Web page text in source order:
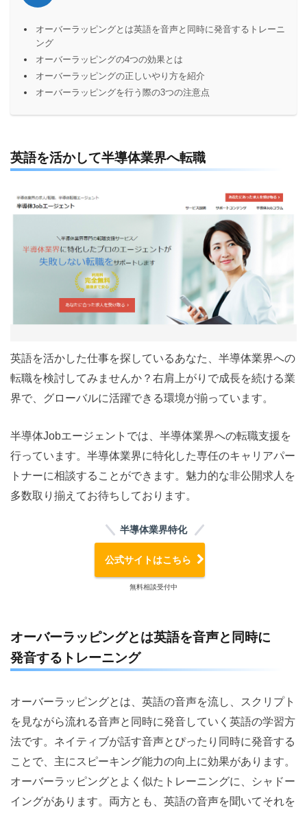
オーバーラッピングとは英語を音声と同時に発音するトレーニ
ング
オーバーラッピングの4つの効果とは
オーバーラッピングの正しいやり方を紹介
オーバーラッピングを行う際の3つの注意点
英語を活かして半導体業界へ転職
英語を活かした仕事を探しているあなた、半導体業界への
転職を検討してみませんか？右肩上がりで成長を続ける業
界で、グローバルに活躍できる環境が揃っています。
半導体Jobエージェントでは、半導体業界への転職支援を
行っています。半導体業界に特化した専任のキャリアパー
トナーに相談することができます。魅力的な非公開求人を
多数取り揃えてお待ちしております。
半導体業界特化
公式サイトはこちら
無料相談受付中
オーバーラッピングとは英語を音声と同時に
発音するトレーニング
オーバーラッピングとは、英語の音声を流し、スクリプト
を見ながら流れる音声と同時に発音していく英語の学習方
法です。ネイティブが話す音声とぴったり同時に発音する
ことで、主にスピーキング能力の向上に効果があります。
オーバーラッピングとよく似たトレーニングに、シャドー
イングがあります。両方とも、英語の音声を聞いてそれを